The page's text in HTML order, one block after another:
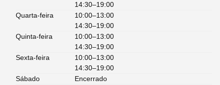
14:30–19:00
Quarta-feira
10:00–13:00
14:30–19:00
Quinta-feira
10:00–13:00
14:30–19:00
Sexta-feira
10:00–13:00
14:30–19:00
Sábado
Encerrado